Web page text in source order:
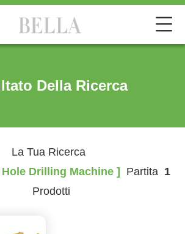
Della Ricerca
La Tua Ricerca
Drilling Machine ]
Partita 1
Prodotti